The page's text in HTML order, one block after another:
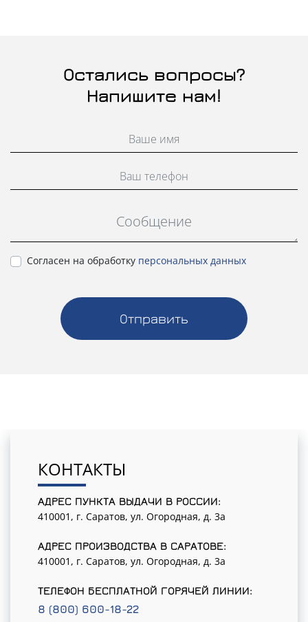
Остались вопросы?
Напишите нам!
Cогласен на обработку персональных данных
Отправить
КОНТАКТЫ
АДРЕС ПУНКТА ВЫДАЧИ В РОССИИ:
410001, г. Саратов, ул. Огородная, д. 3а
АДРЕС ПРОИЗВОДСТВА В САРАТОВЕ:
410001, г. Саратов, ул. Огородная, д. 3а
ТЕЛЕФОН БЕСПЛАТНОЙ ГОРЯЧЕЙ ЛИНИИ:
8 (800) 600-18-22